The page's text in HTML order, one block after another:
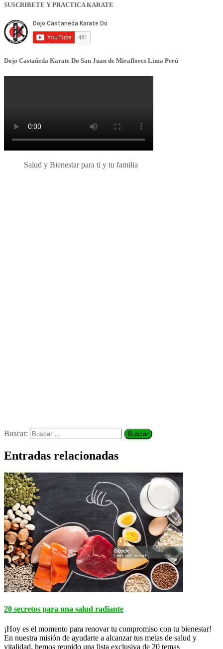
SUSCRIBETE Y PRACTICA KARATE
Dojo Castañeda Karate Do San Juan de Miraflores Lima Perú
Salud y Bienestar para ti y tu familia
Buscar:
Entradas relacionadas
20 secretos para una salud radiante
¡Hoy es el momento para renovar tu compromiso con tu bienestar!
En nuestra misión de ayudarte a alcanzar tus metas de salud y
vitalidad, hemos reunido una lista exclusiva de 20 temas